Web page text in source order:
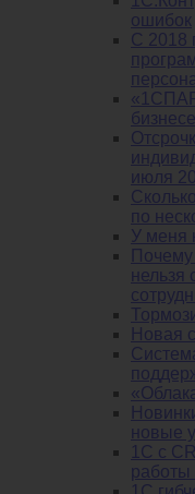
ошибок
С 2018
июля
по
У меня
нельзя
Новая
новые
1С с
работы